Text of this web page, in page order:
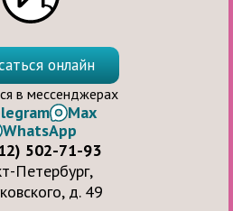
онлайн
в мессенджерах
Max
WhatsApp
502-71-93
Петербург,
д. 49